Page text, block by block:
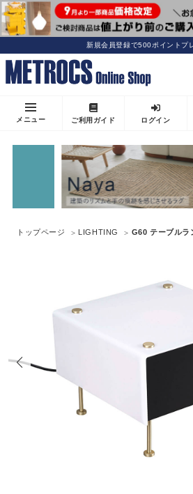
新規会員登録で500ポイントプ
メニュー ご利用ガイド ログイン
トップページ LIGHTING G60 テーブルラ